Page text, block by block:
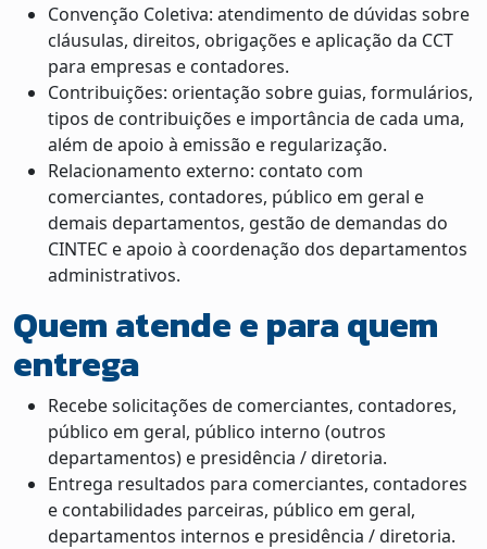
Convenção Coletiva: atendimento de dúvidas sobre
cláusulas, direitos, obrigações e aplicação da CCT
para empresas e contadores.
Contribuições: orientação sobre guias, formulários,
tipos de contribuições e importância de cada uma,
além de apoio à emissão e regularização.
Relacionamento externo: contato com
comerciantes, contadores, público em geral e
demais departamentos, gestão de demandas do
CINTEC e apoio à coordenação dos departamentos
administrativos.
Quem atende e para quem
entrega
Recebe solicitações de comerciantes, contadores,
público em geral, público interno (outros
departamentos) e presidência / diretoria.
Entrega resultados para comerciantes, contadores
e contabilidades parceiras, público em geral,
departamentos internos e presidência / diretoria.